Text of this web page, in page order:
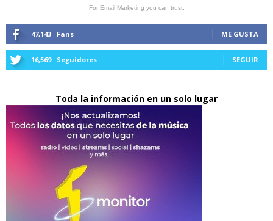
For Email Marketing you can trust.
47,143 Fans ME GUSTA
16,569 Seguidores SEGUIR
Toda la información en un solo lugar